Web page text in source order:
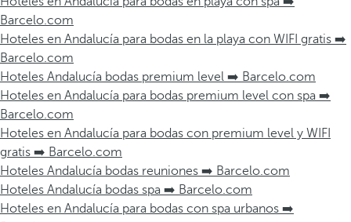
Barcelo.com
Hoteles en Andalucía para bodas en la playa con WIFI gratis ➡️
Barcelo.com
Hoteles Andalucía bodas premium level ➡️ Barcelo.com
Hoteles en Andalucía para bodas premium level con spa ➡️
Barcelo.com
Hoteles en Andalucía para bodas con premium level y WIFI
gratis ➡️ Barcelo.com
Hoteles Andalucía bodas reuniones ➡️ Barcelo.com
Hoteles Andalucía bodas spa ➡️ Barcelo.com
Hoteles en Andalucía para bodas con spa urbanos ➡️